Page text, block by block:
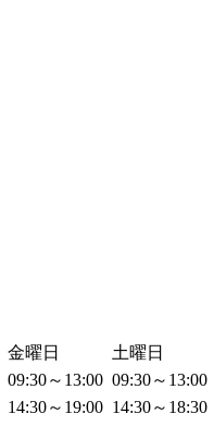
金曜日 土曜日
09:30～13:00 09:30～13:00
14:30～19:00 14:30～18:30